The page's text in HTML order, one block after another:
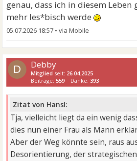
genau, dass ich in diesem Leben
mehr les*bisch werde
05.07.2026 18:57 •
D Debby
Mitglied seit: 26.04.2025
Beiträge: 559 Danke: 393
Zitat von Hansl:
Tja, vielleicht liegt da ein wenig
dies nun einer Frau als Mann
Aber der Weg könnte sein, raus
Desorientierung, der